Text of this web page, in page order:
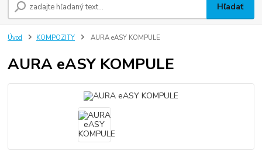
Hľadať
Úvod KOMPOZITY AURA eASY KOMPULE
AURA eASY KOMPULE